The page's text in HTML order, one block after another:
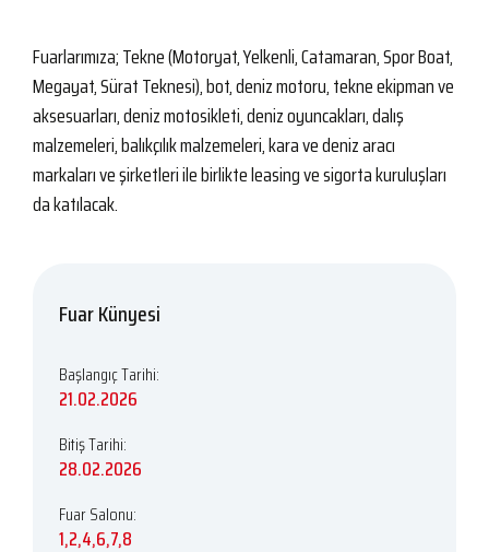
Fuarlarımıza; Tekne (Motoryat, Yelkenli, Catamaran, Spor Boat,
Megayat, Sürat Teknesi), bot, deniz motoru, tekne ekipman ve
aksesuarları, deniz motosikleti, deniz oyuncakları, dalış
malzemeleri, balıkçılık malzemeleri, kara ve deniz aracı
markaları ve şirketleri ile birlikte leasing ve sigorta kuruluşları
da katılacak.
Fuar Künyesi
Başlangıç Tarihi:
21.02.2026
Bitiş Tarihi:
28.02.2026
Fuar Salonu:
1,2,4,6,7,8